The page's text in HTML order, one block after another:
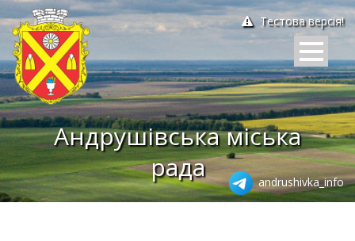
Тестова версія!
Андрушівська міська
рада
andrushivka_info